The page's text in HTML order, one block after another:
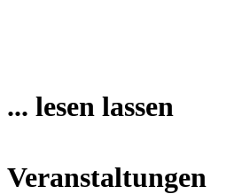
... lesen lassen
Veranstaltungen